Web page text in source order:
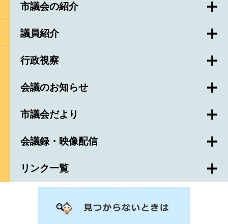
市議会の紹介
議員紹介
行政視察
会議のお知らせ
市議会だより
会議録・映像配信
リンク一覧